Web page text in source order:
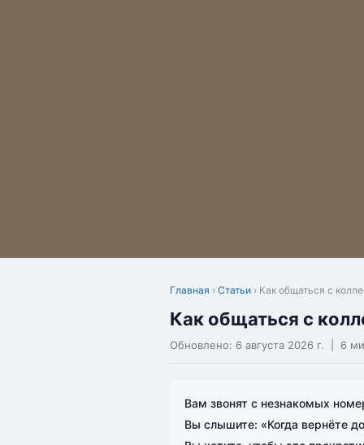
Главная › Статьи › Как общаться с
Как общаться с
Обновлено: 6 августа 2026 г. | 6
Вам звонят с незнакомых
Вы слышите: «Когда вернёте